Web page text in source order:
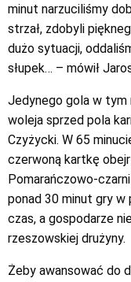
minut narzuciliśmy
strzał, zdobyli
dużo sytuacji,
słupek… – mówił
Jedynego gola w tym
woleja sprzed pola
Czyżycki. W 65
czerwoną kartkę
Pomarańczowo-
ponad 30 minut gry w
czas, a gospodarze
rzeszowskiej drużyny.
Żeby awansować do